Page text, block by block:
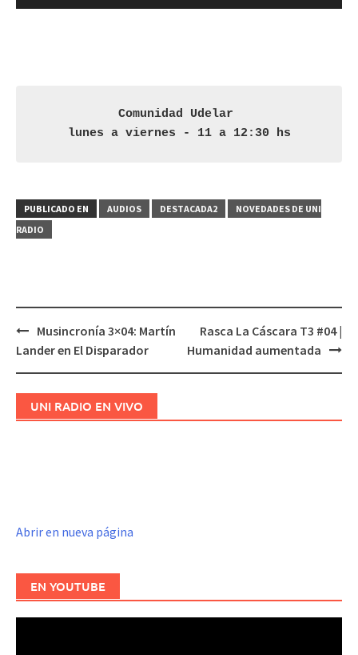
Comunidad Udelar
lunes a viernes - 11 a 12:30 hs
PUBLICADO EN AUDIOS DESTACADA2
NOVEDADES DE UNI
RADIO
Navegación
Musincronía 3×04: Martín
Lander en El Disparador
Rasca La Cáscara T3 #04 |
Humanidad aumentada
UNI RADIO EN VIVO
Abrir en nueva página
EN YOUTUBE